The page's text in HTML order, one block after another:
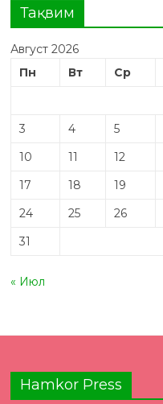
Тақвим
Август 2026
Пн
Вт Ср
3
4 5
10
11 12
17
18 19
24
25 26
31
« Июл
Hamkor Press